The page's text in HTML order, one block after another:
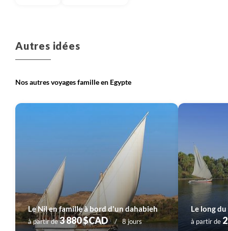
Autres idées
Nos autres voyages famille en Egypte
Le Nil en famille à bord d'un dahabieh
à partir de3 880 $CAD 8 jours
Le long
à partir de